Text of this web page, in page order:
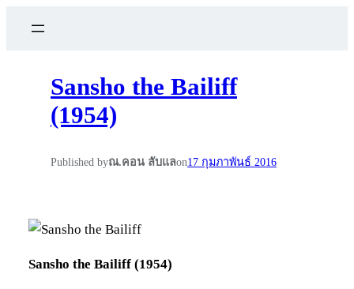
Sansho the Bailiff
(1954)
Published byณ.คอน ลับแลon17 กุมภาพันธ์ 2016
Sansho the Bailiff (1954)